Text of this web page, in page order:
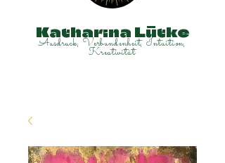
Katharina Lütke
Ausdruck, Verbundenheit, Intuition,
Kreativität